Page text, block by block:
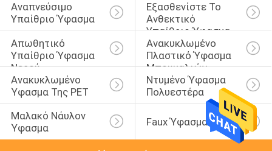
Αναπνεύσιμο
Υπαίθριο Ύφασμα
Εξασθενίστε Το
Ανθεκτικό
Υπαίθριο Ύφασμα
Απωθητικό
Υπαίθριο Ύφασμα
Νερού
Ανακυκλωμένο
Πλαστικό Ύφασμα
Μπουκαλιών
Ανακυκλωμένο
Ύφασμα Της PET
Ντυμένο Ύφασμα
Πολυεστέρα
Μαλακό Νάυλον
Ύφασμα
Faux Ύφασμα Σουέτ